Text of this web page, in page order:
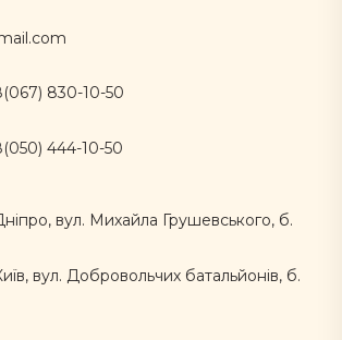
830-10-50
444-10-50
вул. Михайла Грушевського, б.
вул. Добровольчих батальйонів, б.